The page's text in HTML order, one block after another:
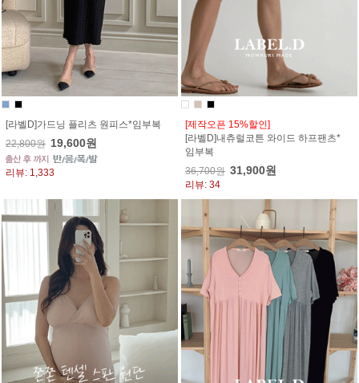
[라벨D]가드닝 플리츠 원피스*임부복
22,800원 19,600원
리뷰: 1,333
[제작오픈 15%할인]
[라벨D]내츄럴코튼 와이드 하프팬츠*
임부복
36,700원 31,900원
리뷰: 34